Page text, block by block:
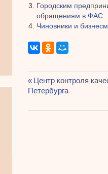
Городским
обращениям в ФАС
Чиновники и
Навигация
по
Предыдущая
запись:
Центр контроля
Петербурга